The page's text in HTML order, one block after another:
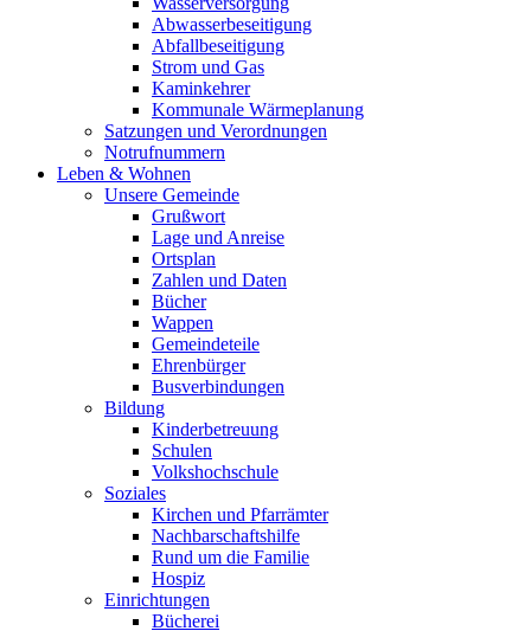
Abwasserbeseitigung
Abfallbeseitigung
Strom und Gas
Kaminkehrer
Kommunale Wärmeplanung
Satzungen und Verordnungen
Notrufnummern
Leben & Wohnen
Unsere Gemeinde
Grußwort
Lage und Anreise
Ortsplan
Zahlen und Daten
Bücher
Wappen
Gemeindeteile
Ehrenbürger
Busverbindungen
Bildung
Kinderbetreuung
Schulen
Volkshochschule
Soziales
Kirchen und Pfarrämter
Nachbarschaftshilfe
Rund um die Familie
Hospiz
Einrichtungen
Bücherei